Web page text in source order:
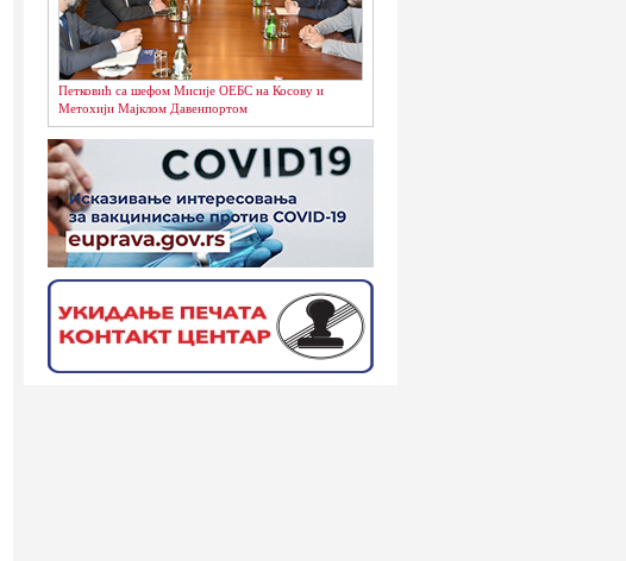
Петковић са шефом Мисије ОЕБС на Косову и
Метохији Мајклом Давенпортом